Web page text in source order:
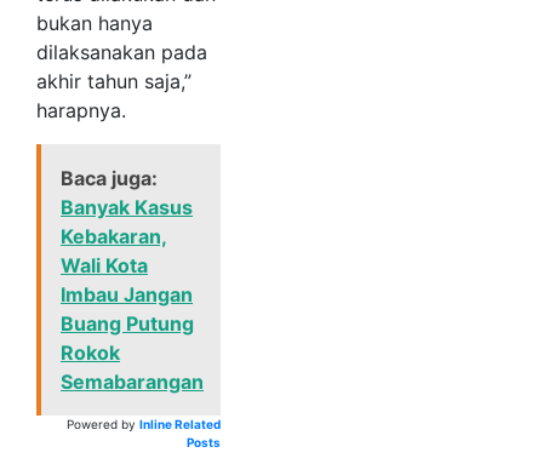
bukan hanya
dilaksanakan pada
akhir tahun saja,”
harapnya.
Baca juga:
Banyak Kasus
Kebakaran,
Wali Kota
Imbau Jangan
Buang Putung
Rokok
Semabarangan
Powered by Inline Related
Posts